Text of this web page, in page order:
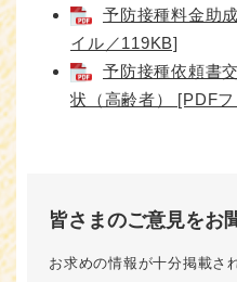
予防接種料金助
イル／119KB]
予防接種依頼書
状（高齢者） [PDF
皆さまのご意見をお
お求めの情報が十分掲載さ